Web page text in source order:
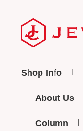
Shop Info
About Us
Column